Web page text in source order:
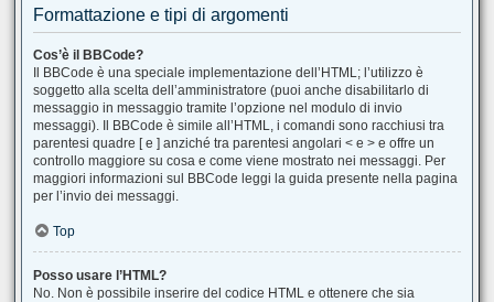
Formattazione e tipi di argomenti
Cos’è il BBCode?
Il BBCode è una speciale implementazione dell’HTML; l’utilizzo è
soggetto alla scelta dell’amministratore (puoi anche disabilitarlo di
messaggio in messaggio tramite l’opzione nel modulo di invio
messaggi). Il BBCode è simile all’HTML, i comandi sono racchiusi tra
parentesi quadre [ e ] anziché tra parentesi angolari < e > e offre un
controllo maggiore su cosa e come viene mostrato nei messaggi. Per
maggiori informazioni sul BBCode leggi la guida presente nella pagina
per l’invio dei messaggi.
Top
Posso usare l’HTML?
No. Non è possibile inserire del codice HTML e ottenere che sia